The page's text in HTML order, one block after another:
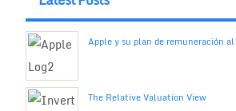
Apple y su plan de remuneración
The Relative Valuation View